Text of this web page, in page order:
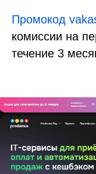
Промокод
комиссии на
течение 3